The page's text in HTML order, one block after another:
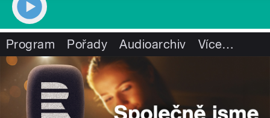
Program Pořady Audioarchiv Více…